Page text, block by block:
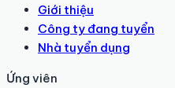
Giới thiệu
Công ty đang tuyển
Nhà tuyển dụng
Ứng viên